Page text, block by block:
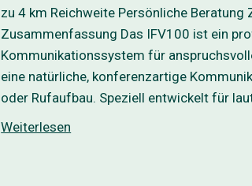
zu 4 km Reichweite Persönliche
Zusammenfassung Das IFV100 ist ein
Kommunikationssystem für
eine natürliche, konferenzartige
oder Rufaufbau. Speziell entwickelt für
Weiterlesen